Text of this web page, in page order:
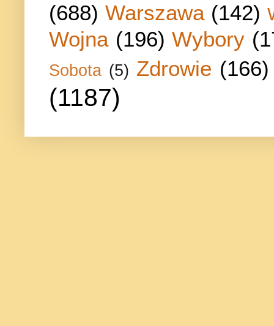
(688) Warszawa (142)
Wojna (196) Wybory
Sobota (5) Zdrowie (166)
(1187)